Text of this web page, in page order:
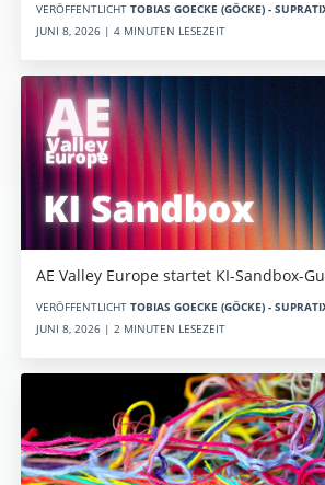
VERÖFFENTLICHT TOBIAS GOECKE (GÖCKE) -
JUNI 8, 2026 | 4 MINUTEN LESEZEIT
AE Valley Europe startet KI-Sandbox-
VERÖFFENTLICHT TOBIAS GOECKE (GÖCKE) -
JUNI 8, 2026 | 2 MINUTEN LESEZEIT